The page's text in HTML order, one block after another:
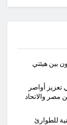
بين هيئتي
أواصر
مصر والاتحاد
للطوارئ